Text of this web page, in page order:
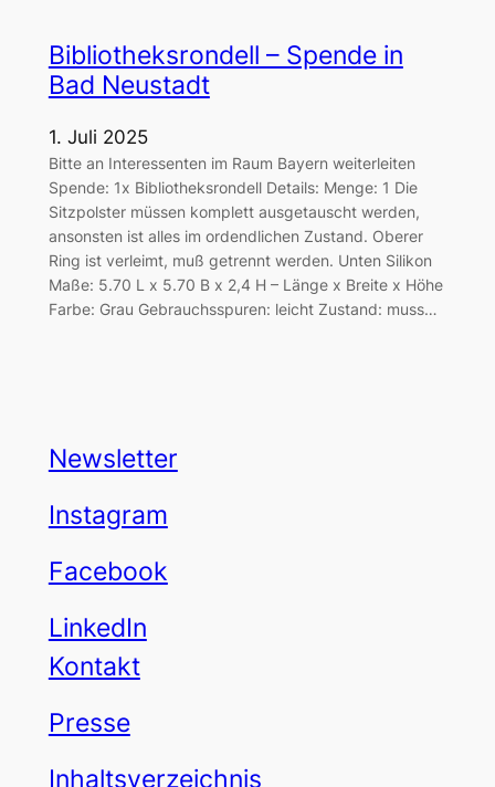
Bibliotheksrondell – Spende in
Bad Neustadt
1. Juli 2025
Bitte an Interessenten im Raum Bayern weiterleiten
Spende: 1x Bibliotheksrondell Details: Menge: 1 Die
Sitzpolster müssen komplett ausgetauscht werden,
ansonsten ist alles im ordendlichen Zustand. Oberer
Ring ist verleimt, muß getrennt werden. Unten Silikon
Maße: 5.70 L x 5.70 B x 2,4 H – Länge x Breite x Höhe
Farbe: Grau Gebrauchsspuren: leicht Zustand: muss…
Newsletter
Instagram
Facebook
LinkedIn
Kontakt
Presse
Inhaltsverzeichnis